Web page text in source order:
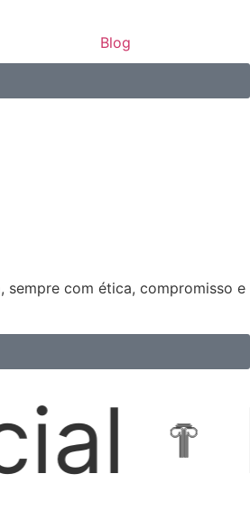
Blog
sempre com ética, compromisso e